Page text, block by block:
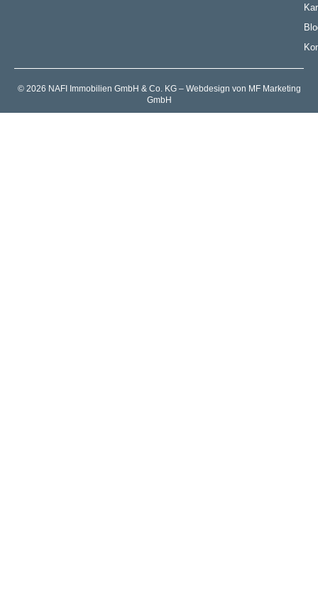
© 2026 NAFI Immobilien GmbH & Co. KG – Webdesign von MF Marketing
GmbH